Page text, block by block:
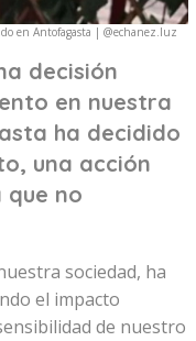
en Antofagasta | @echanez.luz
decisión
en nuestra
ha decidido
una acción
no
sociedad, ha
el impacto
de nuestro